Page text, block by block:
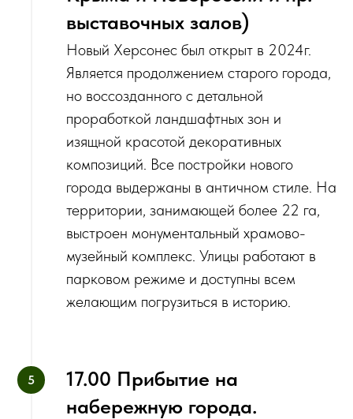
выставочных залов)
Н‌овый Херсонес был открыт в 2024г.
Является продолжением старого города,
но воссозданного‌ с детальной
проработкой ландшафтных зон и
изящной красотой декоративных
композиций. Все постройки нового
города выдержаны в античном стиле. На
территории, занимающей более 22 га,
выстроен монументальный храмово-
музейный комплекс. Улицы работают в
парковом режиме и доступны всем
желающим погрузиться в историю.
17.00 Прибытие на
набережную города.